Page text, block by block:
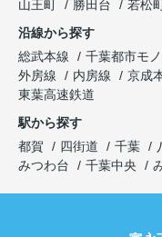
山王町
勝田台
若松
沿線から探す
総武本線
千葉都市モ
外房線
内房線 京成
東葉高速鉄道
駅から探す
都賀
四街道 千葉
みつわ台
千葉中央